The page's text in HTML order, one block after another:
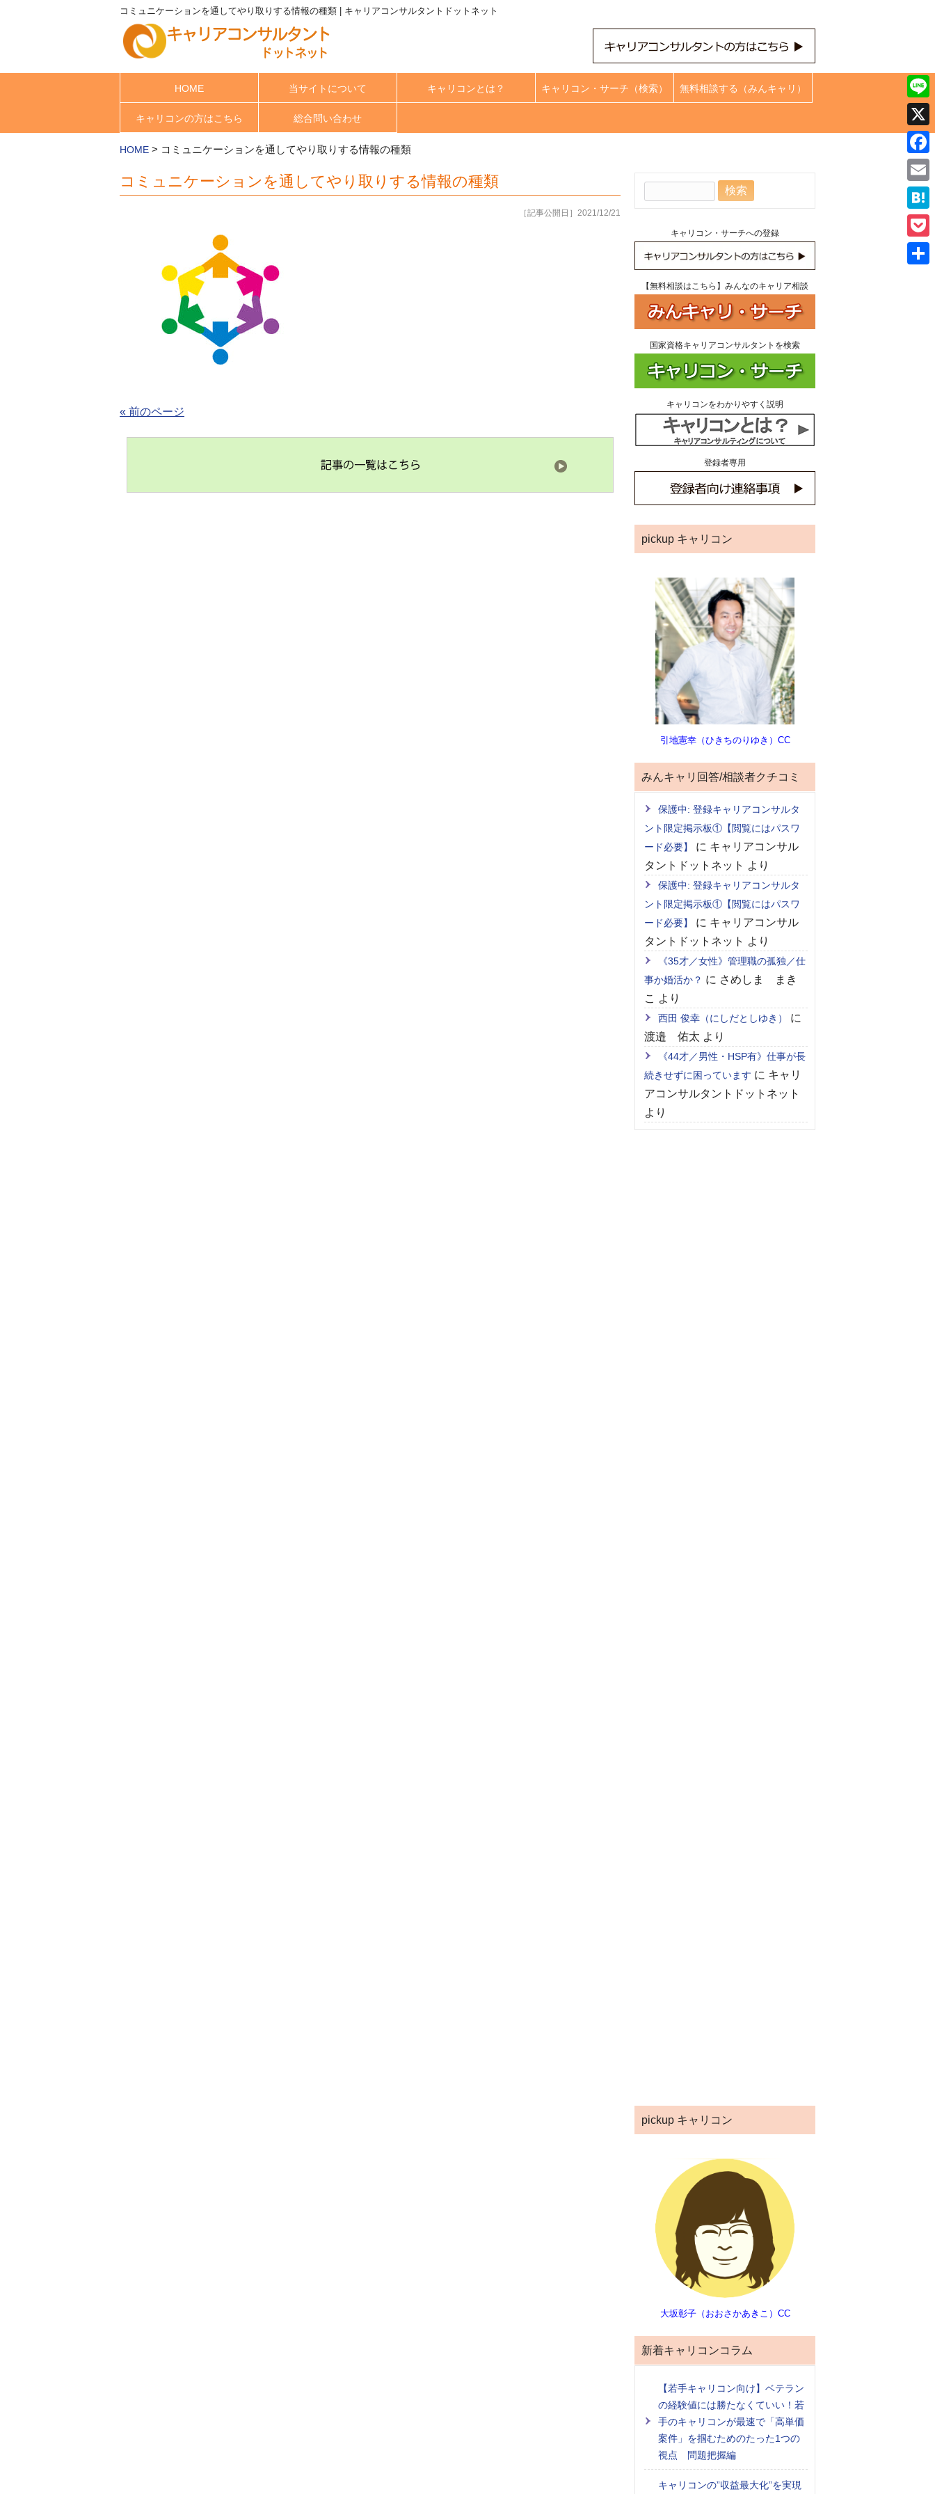
コミュニケーションを通してやり取りする情報の種類 | キャリアコンサルタントドットネット
HOME 当サイトについて キャリコンとは？ キャリコン・サーチ（検索） 無料相談する（みんキャリ）
キャリコンの方はこちら 総合問い合わせ
HOME > コミュニケーションを通してやり取りする情報の種類
コミュニケーションを通してやり取りする情報の種類
［記事公開日］2021/12/21
« 前のページ
キャリコン・サーチへの登録
【無料相談はこちら】みんなのキャリア相談
国家資格キャリアコンサルタントを検索
キャリコンをわかりやすく説明
登録者専用
pickup キャリコン
引地憲幸（ひきちのりゆき）CC
みんキャリ回答/相談者クチコミ
保護中: 登録キャリアコンサルタ
ント限定掲示板①【閲覧にはパスワ
ード必要】
に キャリアコンサル
タントドットネット より
保護中: 登録キャリアコンサルタ
ント限定掲示板①【閲覧にはパスワ
ード必要】
に キャリアコンサル
タントドットネット より
《35才／女性》管理職の孤独／仕
事か婚活か？ に さめしま まき
こ より
西田 俊幸（にしだとしゆき）
に
渡邉 佑太 より
《44才／男性・HSP有》仕事が長
続きせずに困っています に キャリ
アコンサルタントドットネット
より
pickup キャリコン
大坂彰子（おおさかあきこ）CC
新着キャリコンコラム
【若手キャリコン向け】ベテラン
の経験値には勝たなくていい！若
手のキャリコンが最速で「高単価
案件」を掴むためのたった1つの
視点 問題把握編
キャリコンの”収益最大化”を実現
Line
X
Email